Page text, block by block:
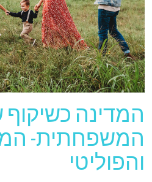
המדינה
המשפחתית-
והפוליטי